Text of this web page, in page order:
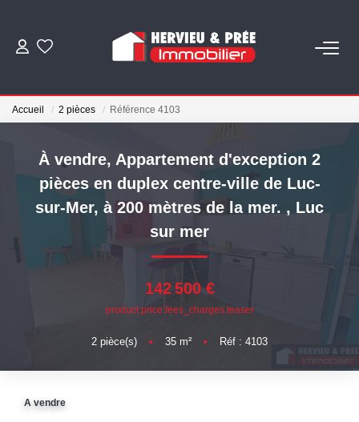
ESTIMER
BIENS VENDUS
Qui Sommes Nous
Nous Rejoindre
Accueil 2 pièces Référence 4103
À vendre, Appartement d'exception 2
pièces en duplex centre-ville de Luc-
sur-Mer, à 200 mètres de la mer. , Luc
sur mer
142 500 €
product.price.fees_charges.teaser
2 pièce(s) • 35 m² • Réf : 4103
A vendre